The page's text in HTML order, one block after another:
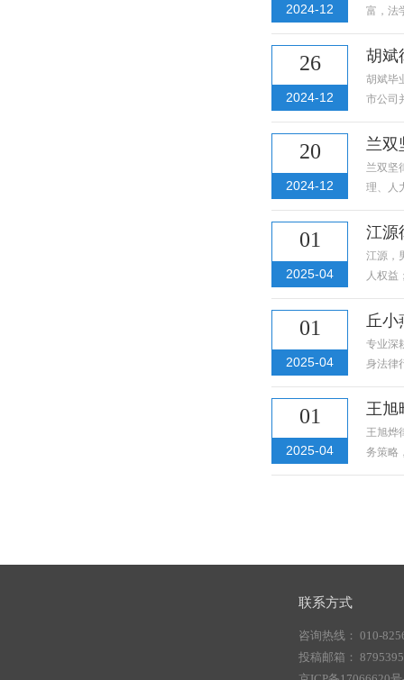
2024-12
富，法
26
2024-12
胡斌
胡斌毕
市公司
20
2024-12
兰双
兰双坚
理、人
01
2025-04
江源
江源，
人权益
01
2025-04
丘
专业深
身法律
01
2025-04
王旭
王旭烨
务策略
联系方式
咨询热线： 010-
投稿邮箱：